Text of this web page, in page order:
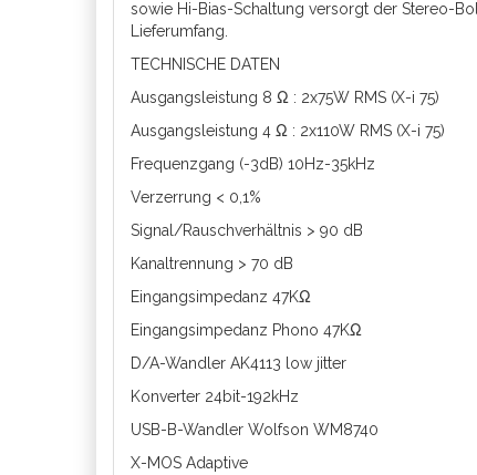
sowie Hi-Bias-Schaltung versorgt der Stereo-
Lieferumfang.
TECHNISCHE DATEN
Ausgangsleistung 8 Ω : 2x75W RMS (X-i 75)
Ausgangsleistung 4 Ω : 2x110W RMS (X-i 75)
Frequenzgang (-3dB) 10Hz-35kHz
Verzerrung < 0,1%
Signal/Rauschverhältnis > 90 dB
Kanaltrennung > 70 dB
Eingangsimpedanz 47KΩ
Eingangsimpedanz Phono 47KΩ
D/A-Wandler AK4113 low jitter
Konverter 24bit-192kHz
USB-B-Wandler Wolfson WM8740
X-MOS Adaptive